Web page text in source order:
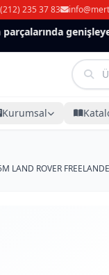
235 37 83
Kurumsal